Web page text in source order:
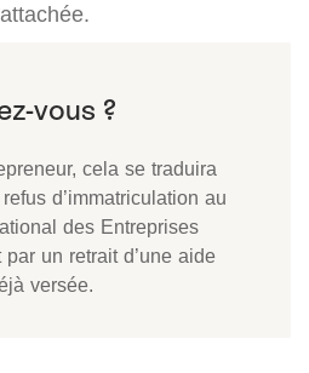
cela se traduira
d’immatriculation au
des Entreprises
un retrait d’une aide
versée.